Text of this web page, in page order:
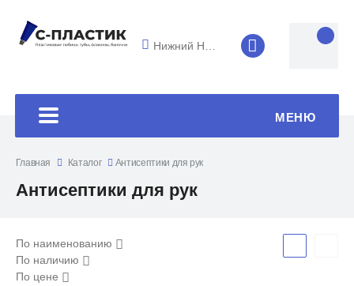
Нижний Новгород 8 (4852) 33-
МЕНЮ
Главная Каталог Антисептики для рук
Антисептики для рук
По наименованию
По наличию
По цене